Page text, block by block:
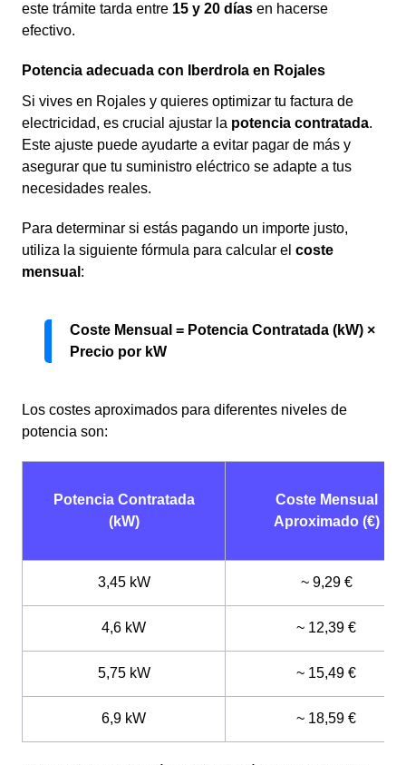
este trámite tarda entre 15 y 20 días en hacerse
efectivo.
Potencia adecuada con Iberdrola en Rojales
Si vives en Rojales y quieres optimizar tu factura de
electricidad, es crucial ajustar la potencia contratada.
Este ajuste puede ayudarte a evitar pagar de más y
asegurar que tu suministro eléctrico se adapte a tus
necesidades reales.
Para determinar si estás pagando un importe justo,
utiliza la siguiente fórmula para calcular el coste
mensual :
Coste Mensual = Potencia Contratada (kW) ×
Precio por kW
Los costes aproximados para diferentes niveles de
potencia son:
Potencia Contratada
(kW)
Coste Mensual
Aproximado (€)
3,45 kW ~ 9,29 €
4,6 kW ~ 12,39 €
5,75 kW ~ 15,49 €
6,9 kW ~ 18,59 €